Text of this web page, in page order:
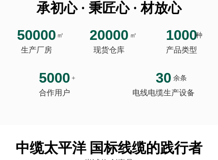
承初心 · 秉匠心 · 材放心
50000 ㎡
生产厂房
20000 ㎡
现货仓库
1000种
产品类型
5000 +
合作用户
30 余条
电线电缆生产设备
中缆太平洋 国标线缆的践行者